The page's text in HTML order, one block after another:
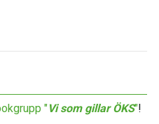
"Vi som gillar ÖKS"!